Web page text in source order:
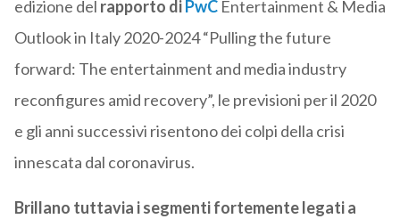
edizione del rapporto diPwCEntertainment & Media
Outlook in Italy 2020-2024 “Pulling the future
forward: The entertainment and media industry
reconfigures amid recovery”, le previsioni per il 2020
e gli anni successivi risentono dei colpi della crisi
innescata dal coronavirus.
Brillano tuttavia i segmenti fortemente legati a